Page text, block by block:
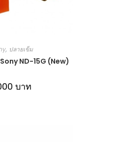
, ปลายเข็ม
ND-15G (New)
บาท